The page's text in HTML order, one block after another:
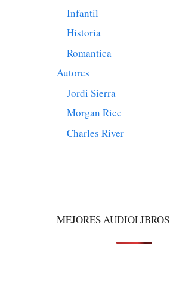
Infantil
Historia
Romantica
Autores
Jordi Sierra
Morgan Rice
Charles River
MEJORES AUDIOLIBROS